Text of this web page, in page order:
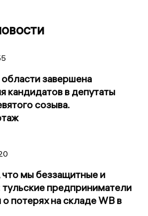
завершена
кандидатов в депутаты
созыва.
что мы беззащитные и
предприниматели
о потерях на складе WB в